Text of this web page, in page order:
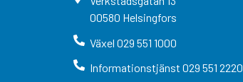
00580 Helsingfors
Växel 029 551 1000
Informationstjänst 029 551 2220